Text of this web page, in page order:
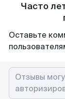
Часто
Оставьте